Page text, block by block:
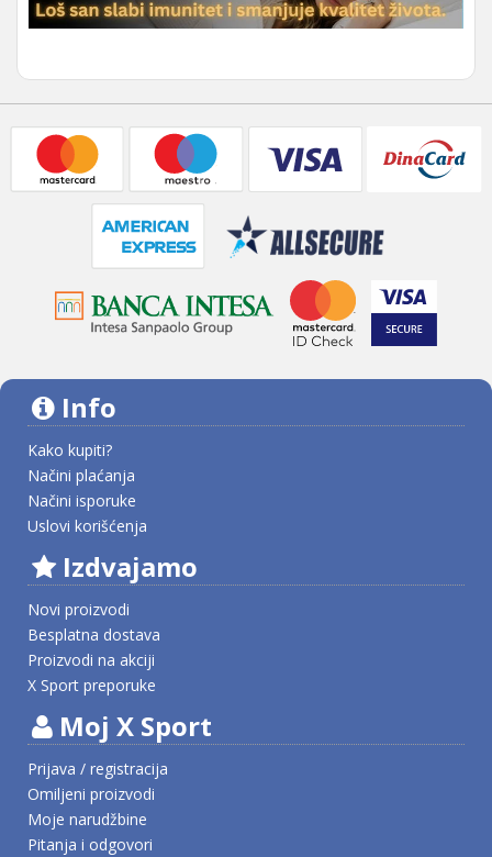
Info
Kako kupiti?
Načini plaćanja
Načini isporuke
Uslovi korišćenja
Izdvajamo
Novi proizvodi
Besplatna dostava
Proizvodi na akciji
X Sport preporuke
Moj X Sport
Prijava / registracija
Omiljeni proizvodi
Moje narudžbine
Pitanja i odgovori